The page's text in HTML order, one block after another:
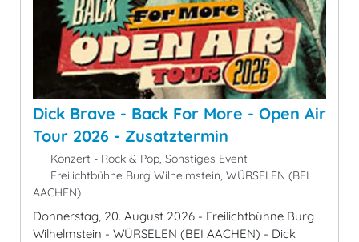
Dick Brave - Back For More - Open Air
Tour 2026 - Zusatztermin
Konzert - Rock & Pop, Sonstiges Event
Freilichtbühne Burg Wilhelmstein, WÜRSELEN (BEI
AACHEN)
Donnerstag, 20. August 2026 - Freilichtbühne Burg
Wilhelmstein - WÜRSELEN (BEI AACHEN) - Dick